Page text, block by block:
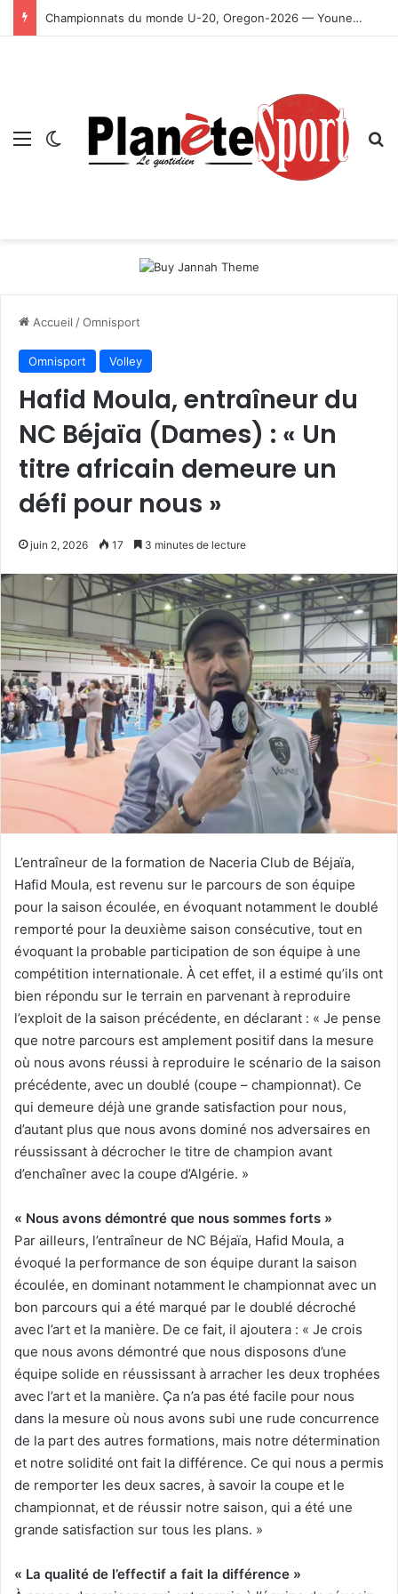
Championnats du monde U-20, Oregon-2026 — Younes Ayachi décroche la médaille d’or
Menu Switch skin
Accueil /Omnisport
Omnisport Volley
Hafid Moula, entraîneur du
NC Béjaïa (Dames) : « Un
titre africain demeure un
défi pour nous »
juin 2, 2026 17 3 minutes de lecture
L’entraîneur de la formation de Naceria Club de Béjaïa,
Hafid Moula, est revenu sur le parcours de son équipe
pour la saison écoulée, en évoquant notamment le doublé
remporté pour la deuxième saison consécutive, tout en
évoquant la probable participation de son équipe à une
compétition internationale. À cet effet, il a estimé qu’ils ont
bien répondu sur le terrain en parvenant à reproduire
l’exploit de la saison précédente, en déclarant : « Je pense
que notre parcours est amplement positif dans la mesure
où nous avons réussi à reproduire le scénario de la saison
précédente, avec un doublé (coupe – championnat). Ce
qui demeure déjà une grande satisfaction pour nous,
d’autant plus que nous avons dominé nos adversaires en
réussissant à décrocher le titre de champion avant
d’enchaîner avec la coupe d’Algérie. »
« Nous avons démontré que nous sommes forts »
Par ailleurs, l’entraîneur de NC Béjaïa, Hafid Moula, a
évoqué la performance de son équipe durant la saison
écoulée, en dominant notamment le championnat avec un
bon parcours qui a été marqué par le doublé décroché
avec l’art et la manière. De ce fait, il ajoutera : « Je crois
que nous avons démontré que nous disposons d’une
équipe solide en réussissant à arracher les deux trophées
avec l’art et la manière. Ça n’a pas été facile pour nous
dans la mesure où nous avons subi une rude concurrence
de la part des autres formations, mais notre détermination
et notre solidité ont fait la différence. Ce qui nous a permis
de remporter les deux sacres, à savoir la coupe et le
championnat, et de réussir notre saison, qui a été une
grande satisfaction sur tous les plans. »
« La qualité de l’effectif a fait la différence »